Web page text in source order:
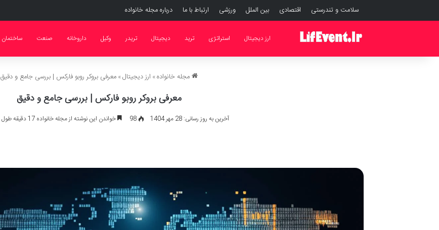
سلامت و تندرستی اقتصادی بین الملل ورزشی ارتباط با ما درباره مجله خانواده
ارز دیجیتال استراتژی ترید دیجیتال تریدر وکیل داروخانه صنعت ساختمان
مجله خانواده» ارز دیجیتال»معرفی بروکر روبو فارکس | بررسی جامع و دقیق
معرفی بروکر روبو فارکس | بررسی جامع و دقیق
آخرین به روز رسانی: 28 مهر 1404 98 خواندن این نوشته از مجله خانواده 17 دقیقه طول خواهد کشید